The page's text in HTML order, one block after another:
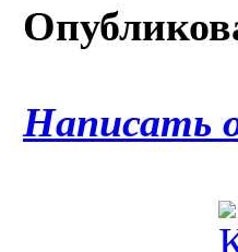
Написать